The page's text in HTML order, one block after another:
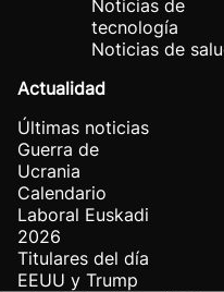
Noticias de
tecnología
Noticias de
Actualidad
Últimas noticias
Guerra de
Ucrania
Calendario
Laboral Euskadi
2026
Titulares del día
EEUU y Trump